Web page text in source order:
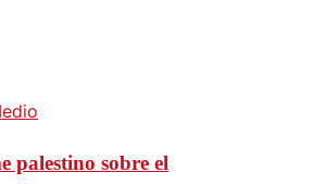
palestino sobre el